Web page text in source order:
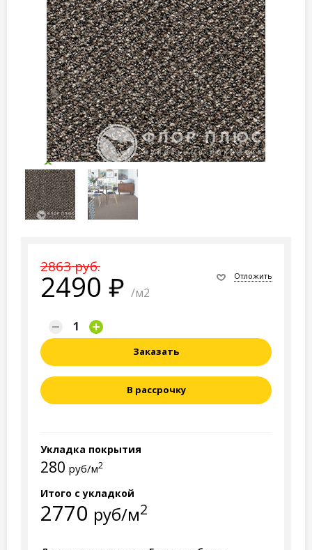
2863 руб.
2490 /м2
Отложить
Заказать
В рассрочку
Укладка покрытия
280 руб/м2
Итого с укладкой
2770 руб/м2